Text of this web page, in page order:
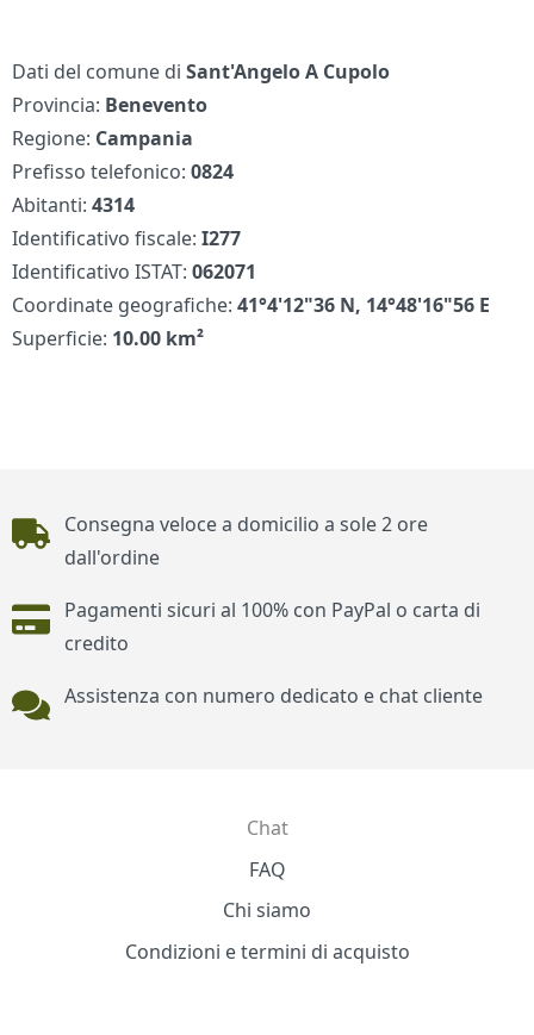
Dati del comune diSant'Angelo A Cupolo
Provincia: Benevento
Regione: Campania
Prefisso telefonico:0824
Abitanti:4314
Identificativo fiscale:I277
Identificativo ISTAT:062071
Coordinate geografiche:41°4'12"36 N, 14°48'16"56 E
Superficie: 10.00 km²
Piè di pagina
Consegna veloce a domicilio a sole 2 ore
dall'ordine
Pagamenti sicuri al 100% con PayPal o carta di
credito
Assistenza con numero dedicato e chat cliente
Chat
FAQ
Chi siamo
Condizioni e termini di acquisto